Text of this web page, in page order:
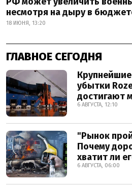
несмотря на дыру в
18 ИЮНЯ, 13:20
ГЛАВНОЕ СЕГОДНЯ
убытки
достигают
6 АВГУСТА, 12:10
"Рынок
Почему
хватит ли
6 АВГУСТА, 06:00